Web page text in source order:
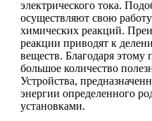
электрического тока.
осуществляют свою
химических реакций.
реакции приводят к
веществ. Благодаря этому
большое количество
Устройства,
энергии определенного
установками.